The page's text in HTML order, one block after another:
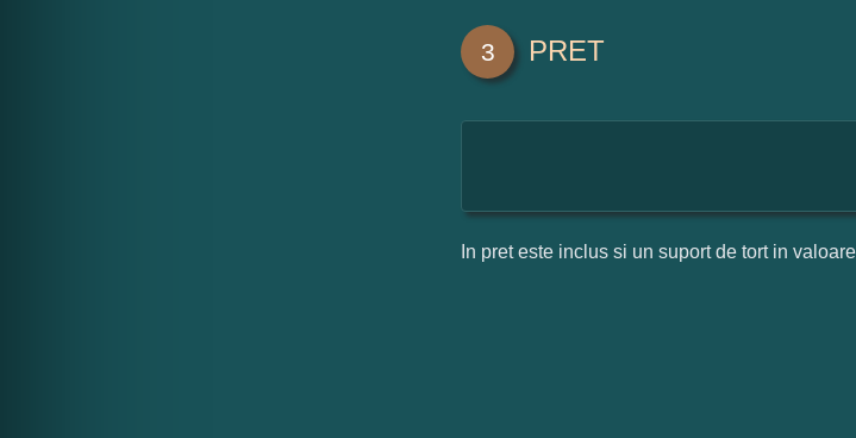
3 PRET
In pret este inclus si un suport de tort in